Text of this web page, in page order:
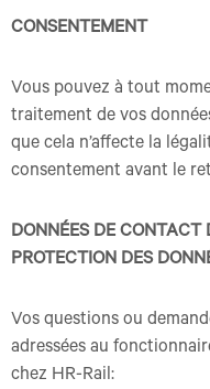
CONSENTEMENT
Vous pouvez à tout
traitement de vos
que cela n’affecte la
consentement avant le
DONNÉES DE
PROTECTION DES
Vos questions ou
adressées au
chez HR-Rail: